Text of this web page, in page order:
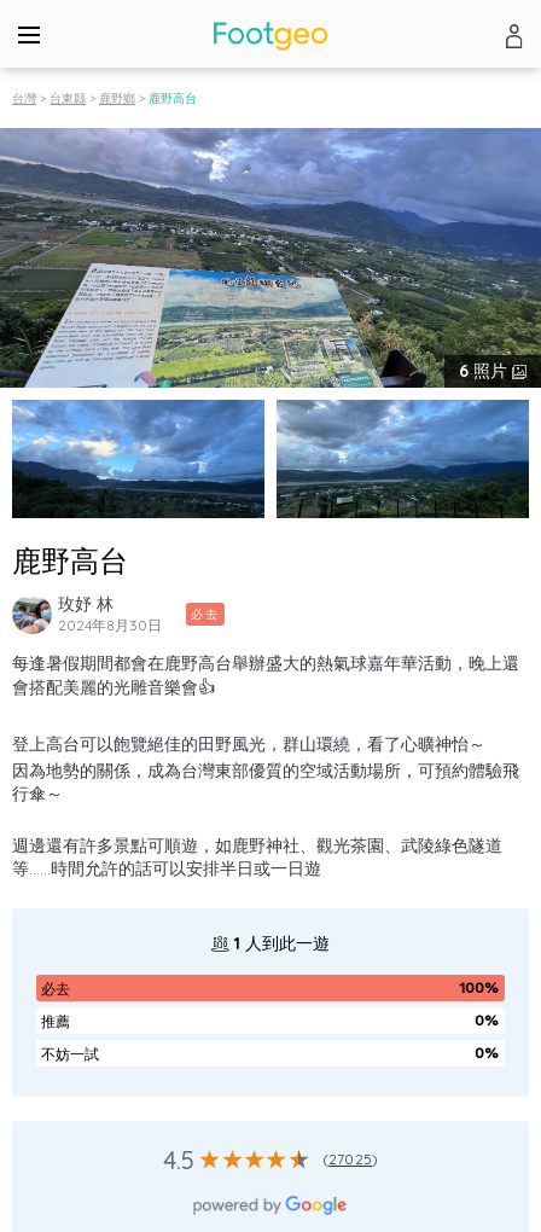
台灣 > 台東縣 > 鹿野鄉 > 鹿野高台
6照片
鹿野高台
玫妤 林
2024年8月30日
必去
每逢暑假期間都會在鹿野高台舉辦盛大的熱氣球嘉年華活動，晚上還
會搭配美麗的光雕音樂會👍
登上高台可以飽覽絕佳的田野風光，群山環繞，看了心曠神怡～
因為地勢的關係，成為台灣東部優質的空域活動場所，可預約體驗飛
行傘～
週邊還有許多景點可順遊，如鹿野神社、觀光茶園、武陵綠色隧道
等……時間允許的話可以安排半日或一日遊
1 人到此一遊
必去
100%
推薦
0%
不妨一試
0%
4.5 (27025)